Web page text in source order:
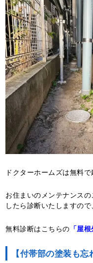
ドクターホームズは無料
お住まいのメンテナンス
したら診断いたしますの
無料診断はこちらの 「屋
【付帯部の塗装も忘